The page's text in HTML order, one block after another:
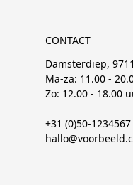
CONTACT
Damsterdiep,
Ma-za: 11.00 -
Zo: 12.00 - 18.00
+31 (0)50-1234567